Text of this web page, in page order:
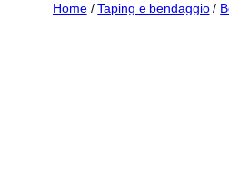
Home/Taping e bendaggio/